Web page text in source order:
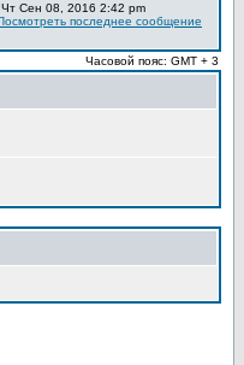
Чт Сен 08, 2016 2:42 pm
Часовой пояс: GMT + 3